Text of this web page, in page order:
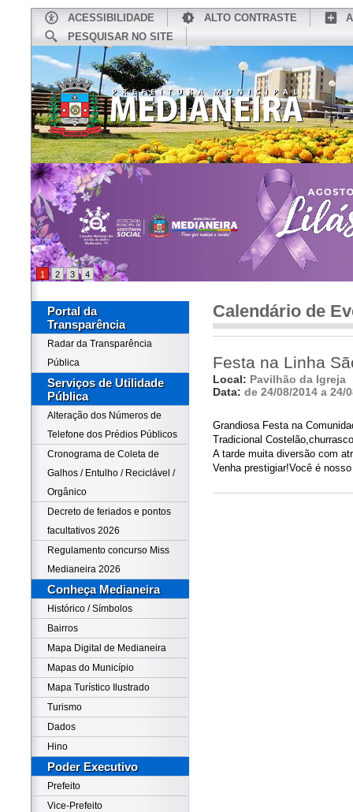
ACESSIBILIDADE ALTO CONTRASTE
PESQUISAR NO SITE
CONHEÇA MEDIANEIRA
1 2 3 4
Portal da
Transparência
Radar da Transparência
Pública
Serviços de Utilidade
Pública
Alteração dos Números de
Telefone dos Prédios Públicos
Cronograma de Coleta de
Galhos / Entulho / Reciclável /
Orgânico
Decreto de feriados e pontos
facultativos 2026
Regulamento concurso Miss
Medianeira 2026
Conheça Medianeira
Histórico / Símbolos
Bairros
Mapa Digital de Medianeira
Mapas do Município
Mapa Turístico Ilustrado
Turismo
Dados
Hino
Poder Executivo
Prefeito
Vice-Prefeito
Calendário de
Festa na Linha
Local: Pavilhão da Igreja
Data: de 24/08/2014 a 24/
Grandiosa Festa na
Tradicional
A tarde muita diversão com
Venha prestigiar!Você é